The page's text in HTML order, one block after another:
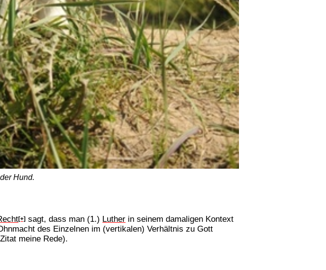
Hund.
[+] sagt, dass man (1.) Luther in seinem damaligen Kontext
des Einzelnen im (vertikalen) Verhältnis zu Gott
meine Rede).